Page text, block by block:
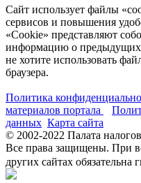
Сайт использует файлы
сервисов и повышения
«Cookie» представляют
информацию о предыдущих
не хотите использовать
браузера.
Политика
материалов портала
данных Карта сайта
© 2002-2022 Палата
Все права защищены. При
других сайтах обязательна